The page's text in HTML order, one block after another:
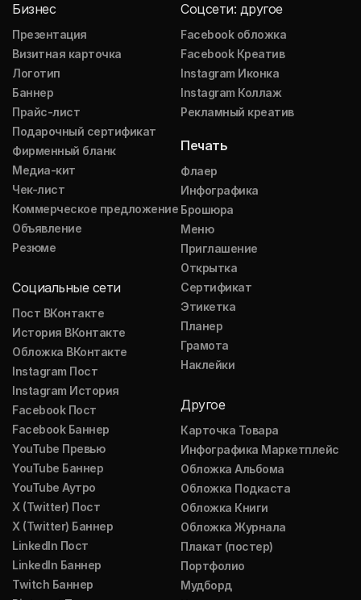
Бизнес
Презентация
Визитная карточка
Логотип
Баннер
Прайс-лист
Подарочный сертификат
Фирменный бланк
Медиа-кит
Чек-лист
Коммерческое предложение
Объявление
Резюме
Социальные сети
Пост ВКонтакте
История ВКонтакте
Обложка ВКонтакте
Instagram Пост
Instagram История
Facebook Пост
Facebook Баннер
YouTube Превью
YouTube Баннер
YouTube Аутро
X (Twitter) Пост
X (Twitter) Баннер
LinkedIn Пост
LinkedIn Баннер
Twitch Баннер
Соцсети: другое
Facebook обложка
Facebook Креатив
Instagram Иконка
Instagram Коллаж
Рекламный креатив
Печать
Флаер
Инфографика
Брошюра
Меню
Приглашение
Открытка
Сертификат
Этикетка
Планер
Грамота
Наклейки
Другое
Карточка Товара
Инфографика Маркетплейс
Обложка Альбома
Обложка Подкаста
Обложка Книги
Обложка Журнала
Плакат (постер)
Портфолио
Мудборд